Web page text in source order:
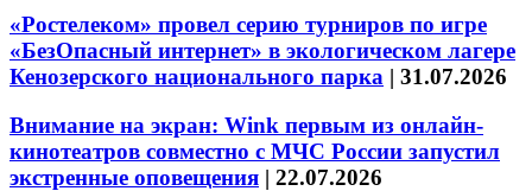
«Ростелеком» провел серию турниров по игре
«БезОпасный интернет» в экологическом лагере
Кенозерского национального парка | 31.07.2026
Внимание на экран: Wink первым из онлайн-
кинотеатров совместно с МЧС России запустил
экстренные оповещения | 22.07.2026